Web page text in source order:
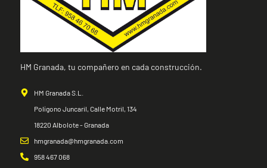
HM Granada, tu compañero en cada construcción.
HM Granada S.L.
Polígono Juncaril, Calle Motril, 134
18220 Albolote - Granada
hmgranada@hmgranada.com
958 467 068